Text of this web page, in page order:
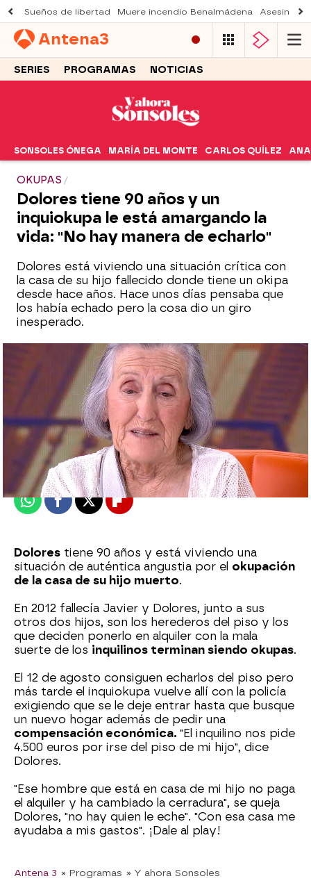
Sueños de libertad Muere incendio Benalmádena Asesinato
Antena3
SERIES PROGRAMAS NOTICIAS
SONSOLES ÓNEGA MARÍA DEL MONTE CARLOS QUÍLEZ ANA
OKUPAS
Dolores tiene 90 años y un
inquiokupa le está amargando la
vida: "No hay manera de echarlo"
Dolores está viviendo una situación crítica con
la casa de su hijo fallecido donde tiene un okipa
desde hace años. Hace unos días pensaba que
los había echado pero la cosa dio un giro
inesperado.
Marta Requejo
Publicado: 20 de agosto de 2025, 18:15
WhatsappFacebook
X Flipboard
Dolores tiene 90 años y está viviendo una
situación de auténtica angustia por el okupación
de la casa de su hijo muerto.
En 2012 fallecía Javier y Dolores, junto a sus
otros dos hijos, son los herederos del piso y los
que deciden ponerlo en alquiler con la mala
suerte de los inquilinos terminan siendo okupas.
El 12 de agosto consiguen echarlos del piso pero
más tarde el inquiokupa vuelve allí con la policía
exigiendo que se le deje entrar hasta que busque
un nuevo hogar además de pedir una
compensación económica. "El inquilino nos pide
4.500 euros por irse del piso de mi hijo", dice
Dolores.
"Ese hombre que está en casa de mi hijo no paga
el alquiler y ha cambiado la cerradura", se queja
Dolores, "no hay quien le eche". "Con esa casa me
ayudaba a mis gastos". ¡Dale al play!
Antena 3 » Programas » Y ahora Sonsoles